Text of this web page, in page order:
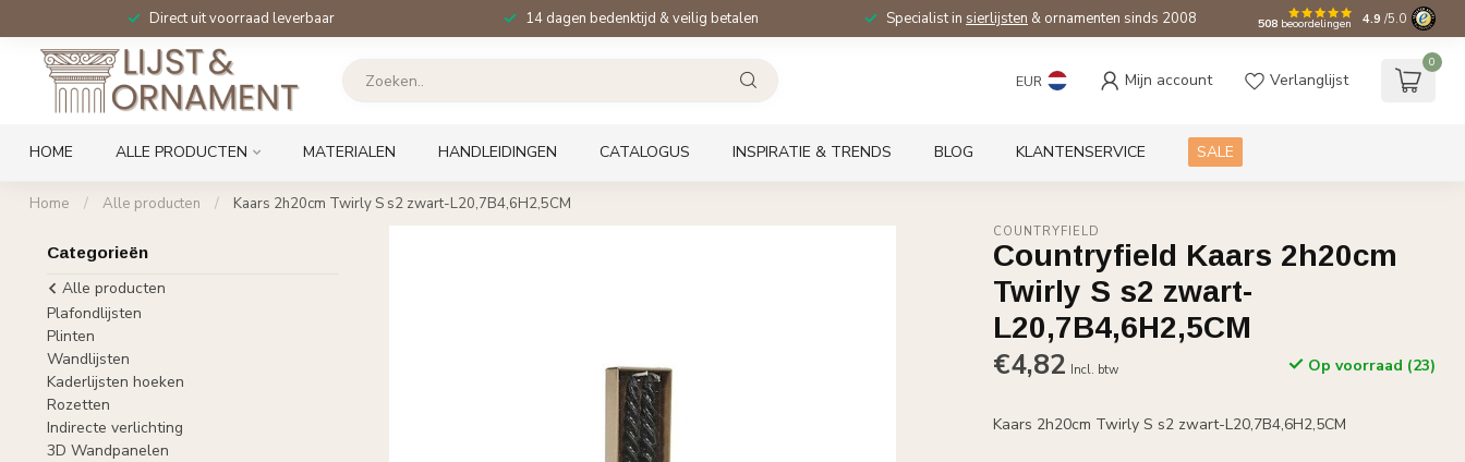
Direct uit voorraad leverbaar 14 dagen bedenktijd & veilig betalen Specialist in sierlijsten & ornamenten sinds 2008 508 beoordelingen 4.9 /5.0
EUR Mijn account Verlanglijst
0
HOME ALLE PRODUCTEN MATERIALEN HANDLEIDINGEN CATALOGUS INSPIRATIE & TRENDS BLOG KLANTENSERVICE SALE
Home / Alle producten / Kaars 2h20cm Twirly S s2 zwart-L20,7B4,6H2,5CM
Categorieën
Alle producten
Plafondlijsten
Plinten
Wandlijsten
Kaderlijsten hoeken
Rozetten
Indirecte verlichting
3D Wandpanelen
COUNTRYFIELD
Countryfield Kaars 2h20cm
Twirly S s2 zwart-
L20,7B4,6H2,5CM
€4,82 Incl. btw Op voorraad (23)
Kaars 2h20cm Twirly S s2 zwart-L20,7B4,6H2,5CM